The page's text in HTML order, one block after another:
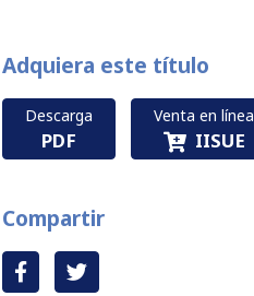
Adquiera este título
Descarga
PDF
Venta en línea
IISUE
Compartir